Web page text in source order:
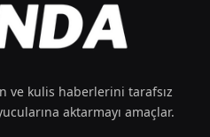
ve kulis haberlerini tarafsız
aktarmayı amaçlar.